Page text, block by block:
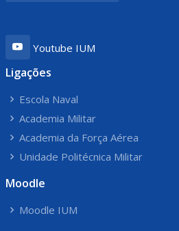
Youtube IUM
Ligações
Escola Naval
Academia Militar
Academia da Força Aérea
Unidade Politécnica Militar
Moodle
Moodle IUM